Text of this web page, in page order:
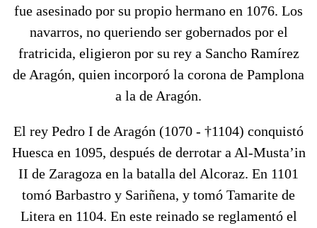
fue asesinado por su propio hermano en 1076. Los
navarros, no queriendo ser gobernados por el
fratricida, eligieron por su rey a Sancho Ramírez
de Aragón, quien incorporó la corona de Pamplona
a la de Aragón.
El rey Pedro I de Aragón (1070 - †1104) conquistó
Huesca en 1095, después de derrotar a Al-Musta’in
II de Zaragoza en la batalla del Alcoraz. En 1101
tomó Barbastro y Sariñena, y tomó Tamarite de
Litera en 1104. En este reinado se reglamentó el